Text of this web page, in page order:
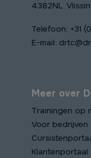
4382NL
Telefoon: +31
E-mail:
Meer over
Trainingen op
Voor bedrijven
Klantenportaal